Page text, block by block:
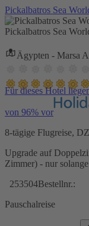
Pickalbatros Sea
Pickalbatros Sea
Ägypten - Marsa
Für dieses Hotel
von 96% vor
8-tägige Flugreise,
Upgrade auf
Zimmer) - nur
253504Bestellnr.:
Pauschalreise